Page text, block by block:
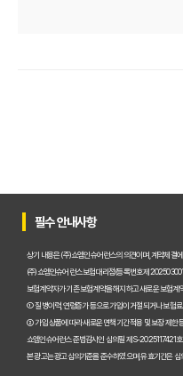
펫보험비교사이트, 평점만 보고
펫보험비교사이트, A
펫보험비교사이트 이용 전 필
펫보험비교사이트, 내 반려
필수 안내사항
상기 내용은 (주)쇼엠인슈어런스의 의견이며, 계약체결
(주)쇼엠인슈어런스 보험대리점(등록번호 제
보험계약자가 기존 보험계약을 해지하고 새로운 보험계
① 질병이력, 연령증가 등으로 가입이 거절되거나 보험
② 가입 상품에 따라 새로운 면책기간 적용 및 보장 제한
쇼엠인슈어런스 준법감시인 심의필 제S-2025117421
본 광고는 광고심의기준을 준수하였으며, 유효기간은 심